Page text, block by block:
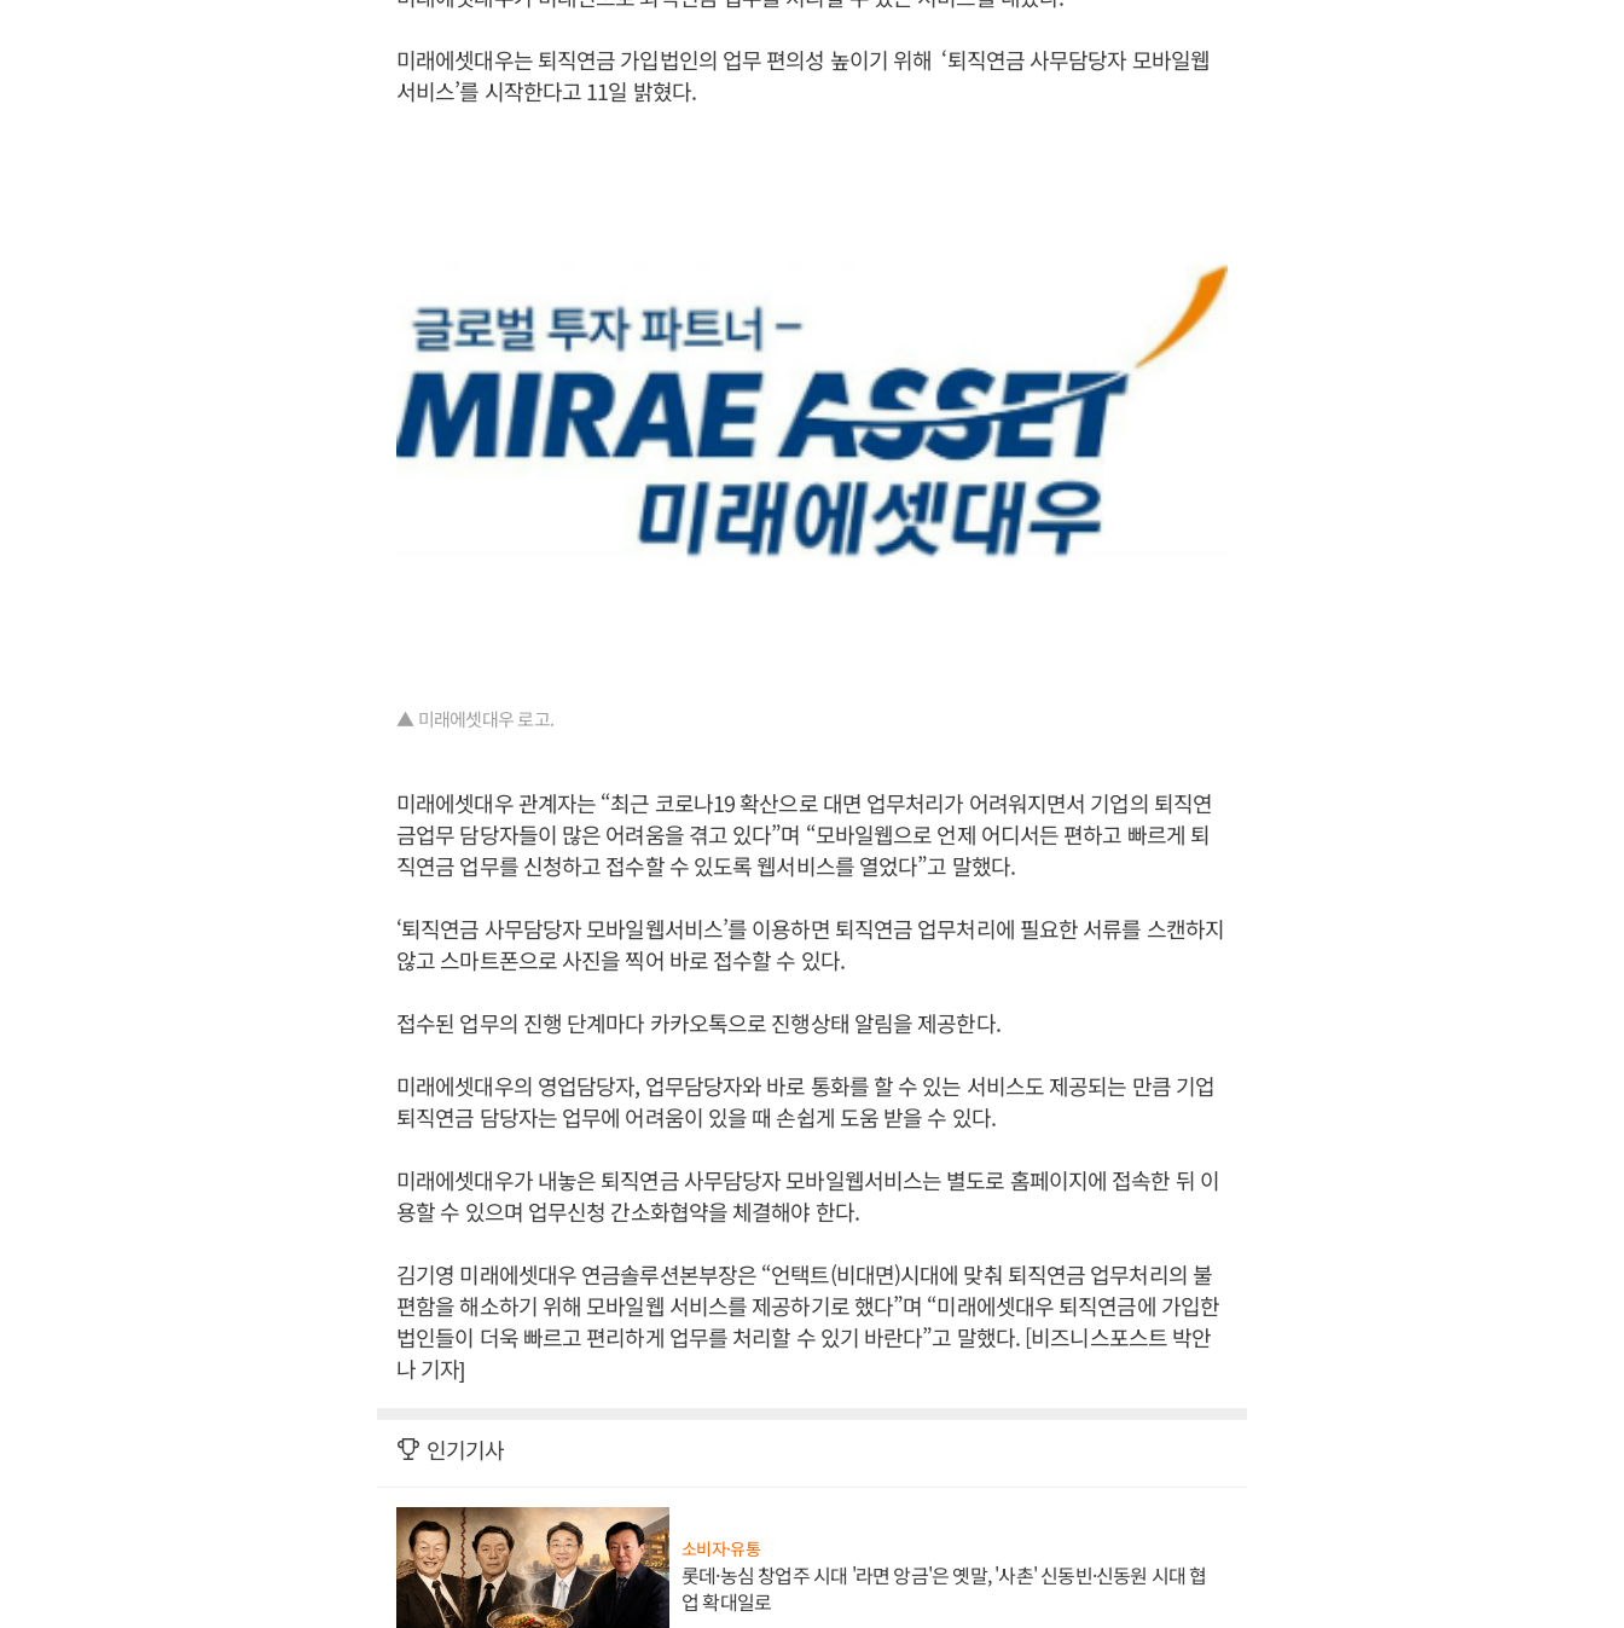
미래에셋대우는 퇴직연금 가입법인의 업무 편의성 높이기 위해 ‘퇴직연금 사무담당자 모바일웹
서비스’를 시작한다고 11일 밝혔다.
▲ 미래에셋대우 로고.
미래에셋대우 관계자는 “최근 코로나19 확산으로 대면 업무처리가 어려워지면서 기업의 퇴직연
금업무 담당자들이 많은 어려움을 겪고 있다”며 “모바일웹으로 언제 어디서든 편하고 빠르게 퇴
직연금 업무를 신청하고 접수할 수 있도록 웹서비스를 열었다”고 말했다.
‘퇴직연금 사무담당자 모바일웹서비스’를 이용하면 퇴직연금 업무처리에 필요한 서류를 스캔하지
않고 스마트폰으로 사진을 찍어 바로 접수할 수 있다.
접수된 업무의 진행 단계마다 카카오톡으로 진행상태 알림을 제공한다.
미래에셋대우의 영업담당자, 업무담당자와 바로 통화를 할 수 있는 서비스도 제공되는 만큼 기업
퇴직연금 담당자는 업무에 어려움이 있을 때 손쉽게 도움 받을 수 있다.
미래에셋대우가 내놓은 퇴직연금 사무담당자 모바일웹서비스는 별도로 홈페이지에 접속한 뒤 이
용할 수 있으며 업무신청 간소화협약을 체결해야 한다.
김기영 미래에셋대우 연금솔루션본부장은 “언택트(비대면)시대에 맞춰 퇴직연금 업무처리의 불
편함을 해소하기 위해 모바일웹 서비스를 제공하기로 했다”며 “미래에셋대우 퇴직연금에 가입한
법인들이 더욱 빠르고 편리하게 업무를 처리할 수 있기 바란다”고 말했다. [비즈니스포스트 박안
나 기자]
인기기사
소비자·유통
롯데·농심 창업주 시대 '라면 앙금'은 옛말, '사촌' 신동빈·신동원 시대 협
업 확대일로